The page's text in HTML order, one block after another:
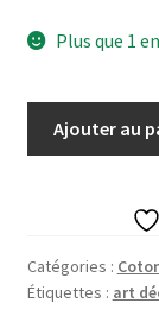
Livraison
Mentions
Plus que 1
gris
foncé
Ajouter au
Catégories :
Étiquettes : art